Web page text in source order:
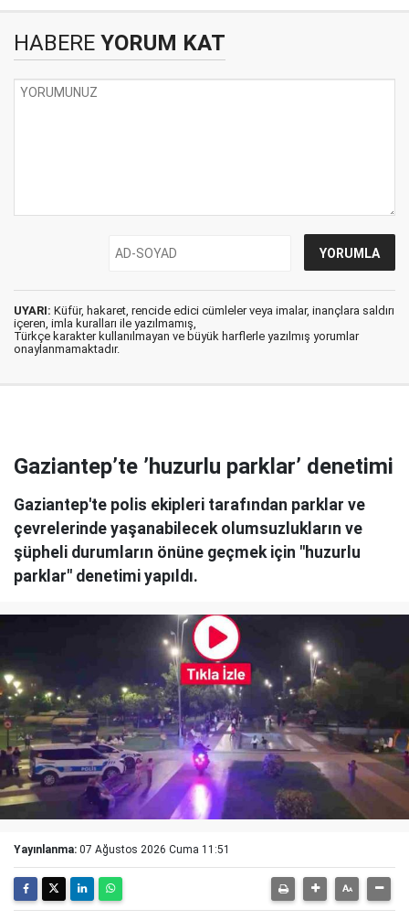
HABERE YORUM KAT
UYARI: Küfür, hakaret, rencide edici cümleler veya imalar, inançlara saldırı
içeren, imla kuralları ile yazılmamış,
Türkçe karakter kullanılmayan ve büyük harflerle yazılmış yorumlar
onaylanmamaktadır.
Gaziantep’te ’huzurlu parklar’ denetimi
Gaziantep'te polis ekipleri tarafından parklar ve
çevrelerinde yaşanabilecek olumsuzlukların ve
şüpheli durumların önüne geçmek için "huzurlu
parklar" denetimi yapıldı.
Yayınlanma: 07 Ağustos 2026 Cuma 11:51